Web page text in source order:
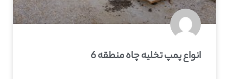
انواع پمپ تخلیه چاه منطقه 6